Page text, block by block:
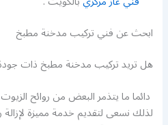
ابحث عن فني تركيب مدخنة مطبخ
هل تريد تركيب مدخنة مطبخ ذات
دائما ما يتذمر البعض من روائح
لذلك نسعى لتقديم خدمة مميزة